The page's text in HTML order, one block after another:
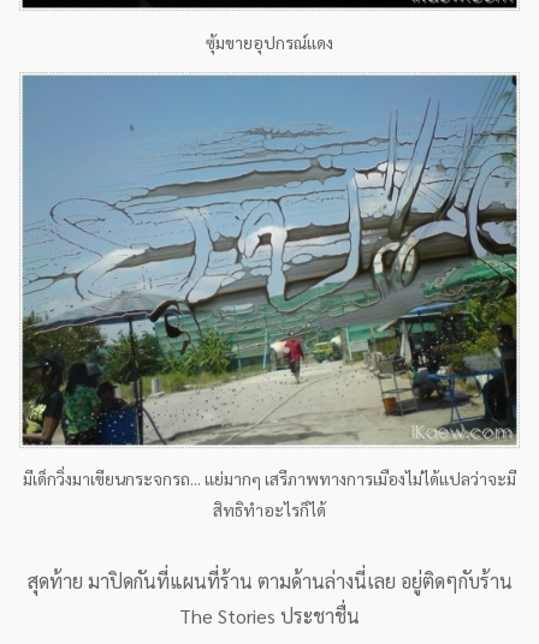
ซุ้มขายอุปกรณ์แดง
มีเด็กวิ่งมาเขียนกระจกรถ... แย่มากๆ เสรีภาพทางการเมืองไม่ได้แปลว่าจะมี
สิทธิทำอะไรก็ได้
สุดท้าย มาปิดกันที่แผนที่ร้าน ตามด้านล่างนี่เลย อยู่ติดๆกับร้าน
The Stories ประชาชื่น